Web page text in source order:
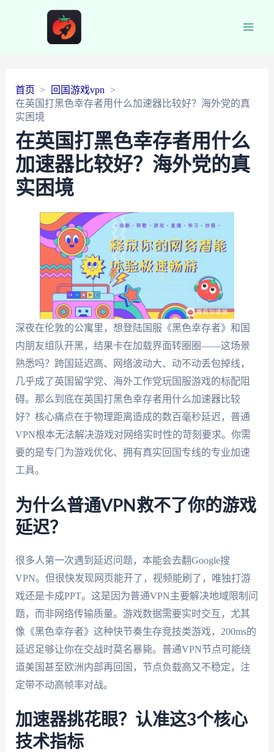
首页
回国游戏vpn
在英国打黑色幸存者用什么加速器比较好？海外党的真
实困境
在英国打黑色幸存者用什么
加速器比较好？海外党的真
实困境
深夜在伦敦的公寓里，想登陆国服《黑色幸存者》和国
内朋友组队开黑，结果卡在加载界面转圈圈——这场景
熟悉吗？跨国延迟高、网络波动大、动不动丢包掉线，
几乎成了英国留学党、海外工作党玩国服游戏的标配阻
碍。那么到底在英国打黑色幸存者用什么加速器比较
好？核心痛点在于物理距离造成的数百毫秒延迟，普通
VPN根本无法解决游戏对网络实时性的苛刻要求。你需
要的是专门为游戏优化、拥有真实回国专线的专业加速
工具。
为什么普通VPN救不了你的游戏
延迟？
很多人第一次遇到延迟问题，本能会去翻Google搜
VPN。但很快发现网页能开了，视频能刷了，唯独打游
戏还是卡成PPT。这是因为普通VPN主要解决地域限制问
题，而非网络传输质量。游戏数据需要实时交互，尤其
像《黑色幸存者》这种快节奏生存竞技类游戏，200ms的
延迟足够让你在交战时莫名暴毙。普通VPN节点可能绕
道美国甚至欧洲内部再回国，节点负载高又不稳定，注
定带不动高帧率对战。
加速器挑花眼？认准这3个核心
技术指标